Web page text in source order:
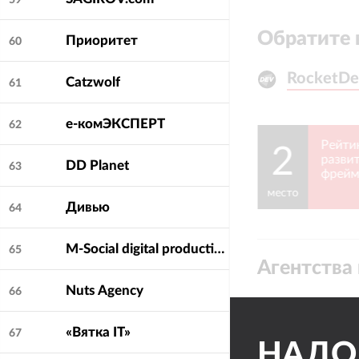
60 Приоритет
61 Catzwolf
62 е-комЭКСПЕРТ
63 DD Planet
64 Дивью
65 M-Social digital production agency
66 Nuts Agency
67 «Вятка IT»
Обратите
и
2024
2
место
Агентства